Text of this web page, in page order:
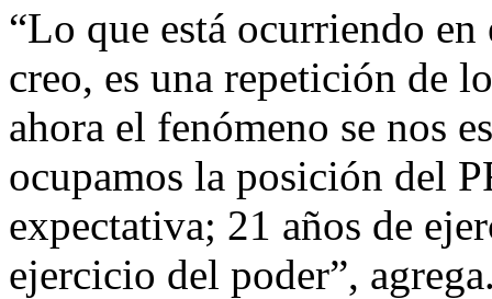
“Lo que está ocurriendo
creo, es una repetición de
ahora el fenómeno se nos
ocupamos la posición del
expectativa; 21 años de
ejercicio del poder”,